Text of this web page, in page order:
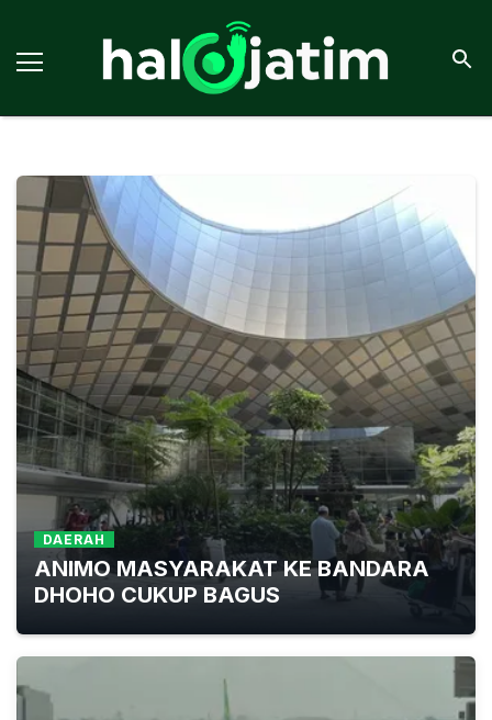
DAERAH
ANIMO MASYARAKAT KE BANDARA
DHOHO CUKUP BAGUS